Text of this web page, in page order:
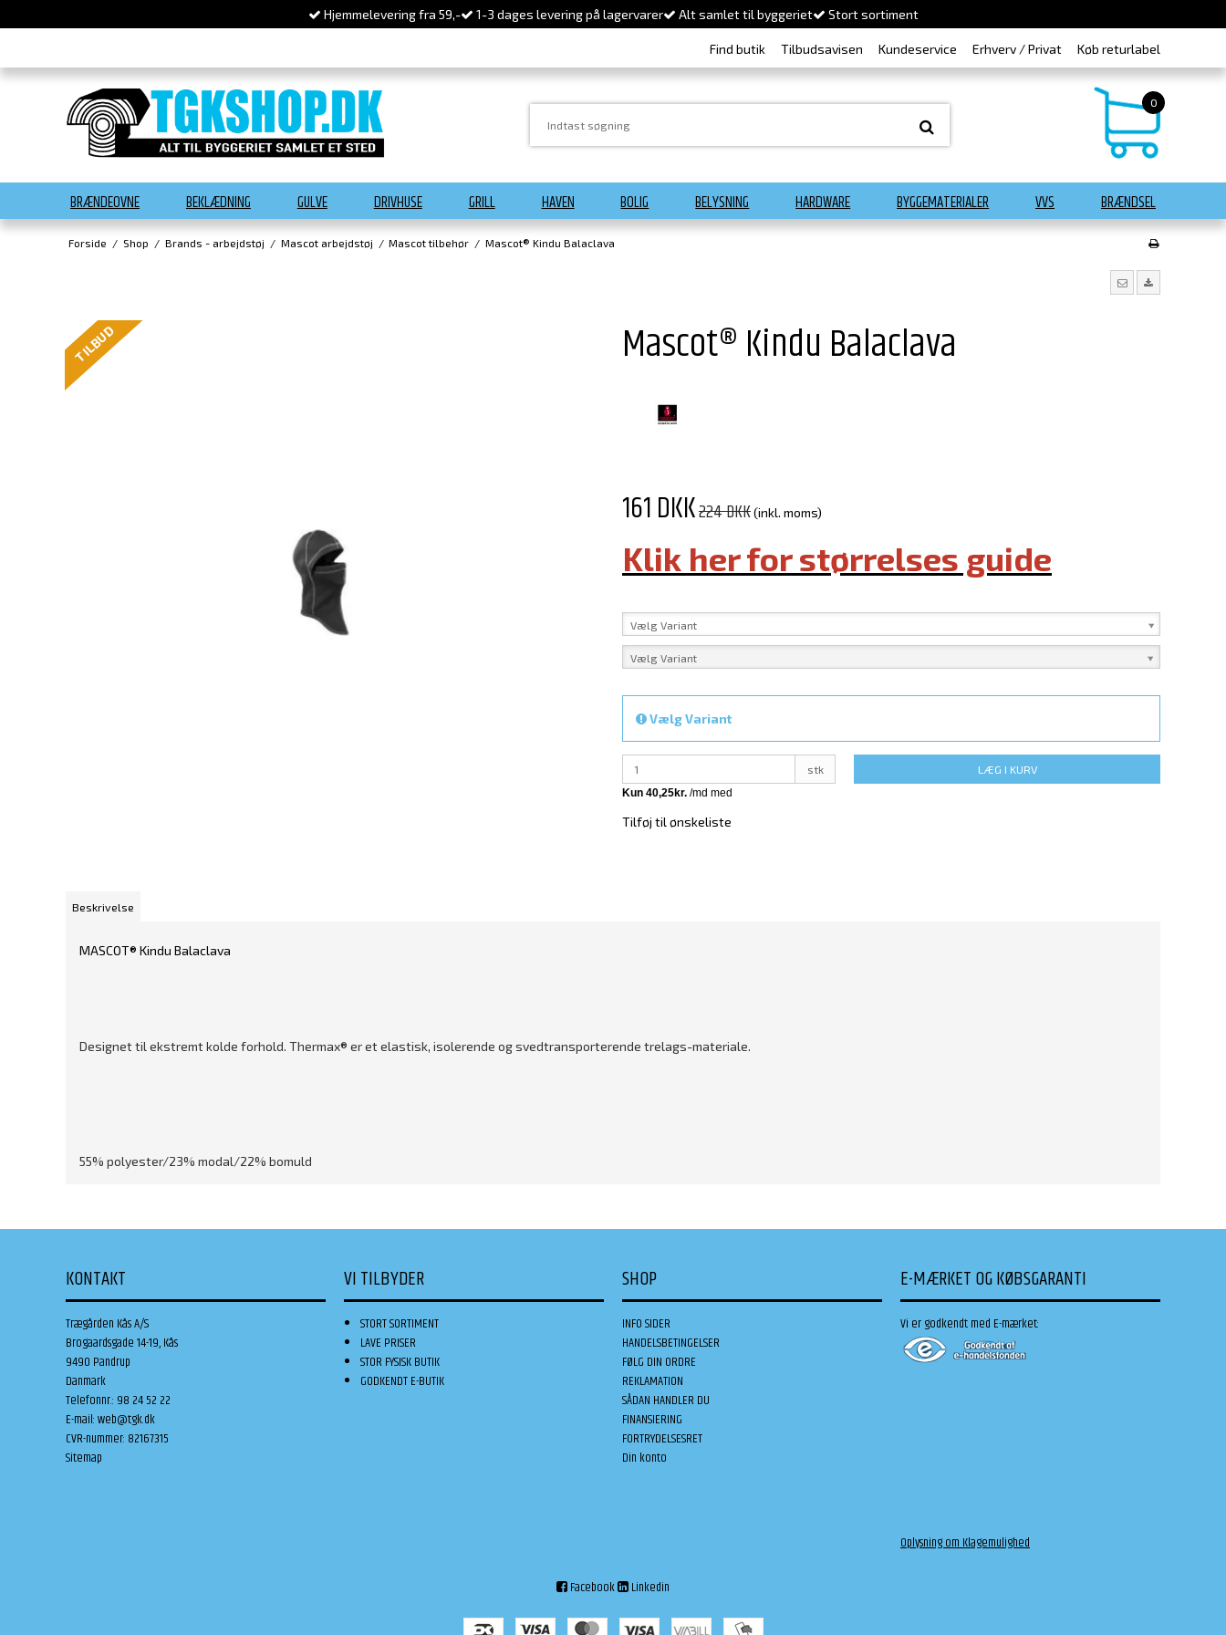
Hjemmelevering fra 59,- 1-3 dages levering på lagervarer Alt samlet til byggeriet Stort sortiment
Find butik Tilbudsavisen Kundeservice Erhverv / Privat Køb returlabel
0
BRÆNDEOVNE BEKLÆDNING GULVE DRIVHUSE GRILL HAVEN BOLIG BELYSNING HARDWARE BYGGEMATERIALER VVS BRÆNDSEL
Forside / Shop / Brands - arbejdstøj / Mascot arbejdstøj / Mascot tilbehør / Mascot® Kindu Balaclava
TILBUD Mascot® Kindu Balaclava
161 DKK224 DKK(inkl. moms)
Klik her for størrelses guide
Vælg Variant
Vælg Variant
Vælg Variant
stk LÆG I KURV
Tilføj til ønskeliste
Beskrivelse
MASCOT® Kindu Balaclava
Designet til ekstremt kolde forhold. Thermax® er et elastisk, isolerende og svedtransporterende trelags-materiale.
55% polyester/23% modal/22% bomuld
KONTAKT
Trægården Kås A/S
Brogaardsgade 14-19, Kås
9490 Pandrup
Danmark
Telefonnr.: 98 24 52 22
E-mail:web@tgk.dk
CVR-nummer: 82167315
Sitemap
VI TILBYDER
STORT SORTIMENT
LAVE PRISER
STOR FYSISK BUTIK
GODKENDT E-BUTIK
SHOP
INFO SIDER
HANDELSBETINGELSER
FØLG DIN ORDRE
REKLAMATION
SÅDAN HANDLER DU
FINANSIERING
FORTRYDELSESRET
Din konto
E-MÆRKET OG KØBSGARANTI
Vi er godkendt med E-mærket:
Oplysning om Klagemulighed
Facebook Linkedin